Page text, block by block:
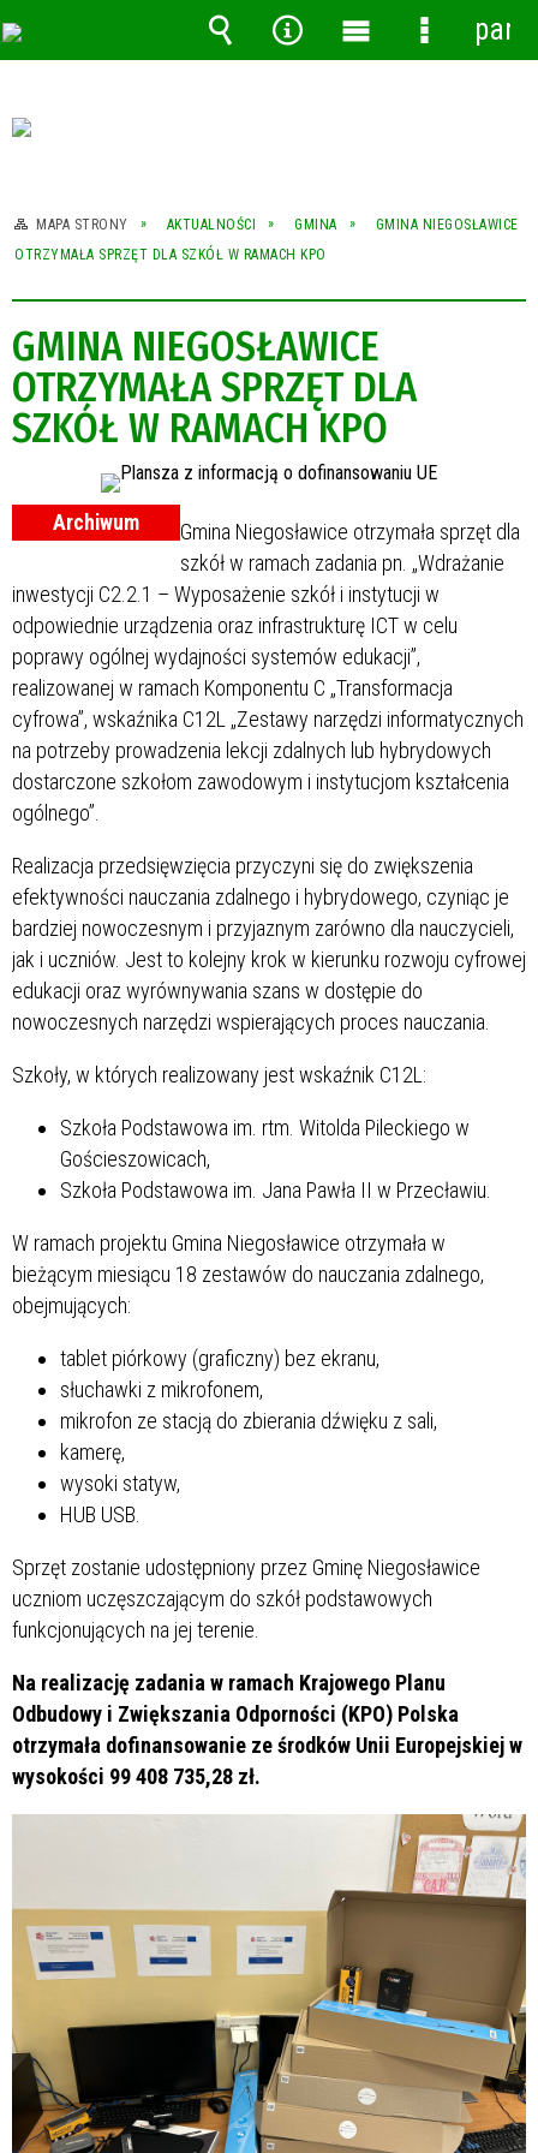
MAPA STRONY AKTUALNOŚCI GMINA
GMINA NIEGOSŁAWICE
OTRZYMAŁA SPRZĘT DLA SZKÓŁ W RAMACH KPO
GMINA NIEGOSŁAWICE
OTRZYMAŁA SPRZĘT DLA
SZKÓŁ W RAMACH KPO
Archiwum
Gmina Niegosławice otrzymała sprzęt dla
szkół w ramach zadania pn. „Wdrażanie
inwestycji C2.2.1 – Wyposażenie szkół i instytucji w
odpowiednie urządzenia oraz infrastrukturę ICT w celu
poprawy ogólnej wydajności systemów edukacji”,
realizowanej w ramach Komponentu C „Transformacja
cyfrowa”, wskaźnika C12L „Zestawy narzędzi informatycznych
na potrzeby prowadzenia lekcji zdalnych lub hybrydowych
dostarczone szkołom zawodowym i instytucjom kształcenia
ogólnego”.
Realizacja przedsięwzięcia przyczyni się do zwiększenia
efektywności nauczania zdalnego i hybrydowego, czyniąc je
bardziej nowoczesnym i przyjaznym zarówno dla nauczycieli,
jak i uczniów. Jest to kolejny krok w kierunku rozwoju cyfrowej
edukacji oraz wyrównywania szans w dostępie do
nowoczesnych narzędzi wspierających proces nauczania.
Szkoły, w których realizowany jest wskaźnik C12L:
Szkoła Podstawowa im. rtm. Witolda Pileckiego w
Gościeszowicach,
Szkoła Podstawowa im. Jana Pawła II w Przecławiu.
W ramach projektu Gmina Niegosławice otrzymała w
bieżącym miesiącu 18 zestawów do nauczania zdalnego,
obejmujących:
tablet piórkowy (graficzny) bez ekranu,
słuchawki z mikrofonem,
mikrofon ze stacją do zbierania dźwięku z sali,
kamerę,
wysoki statyw,
HUB USB.
Sprzęt zostanie udostępniony przez Gminę Niegosławice
uczniom uczęszczającym do szkół podstawowych
funkcjonujących na jej terenie.
Na realizację zadania w ramach Krajowego Planu
Odbudowy i Zwiększania Odporności (KPO) Polska
otrzymała dofinansowanie ze środków Unii Europejskiej w
wysokości 99 408 735,28 zł.
Wyszukiwarka
Narzędzia
MenuMenu